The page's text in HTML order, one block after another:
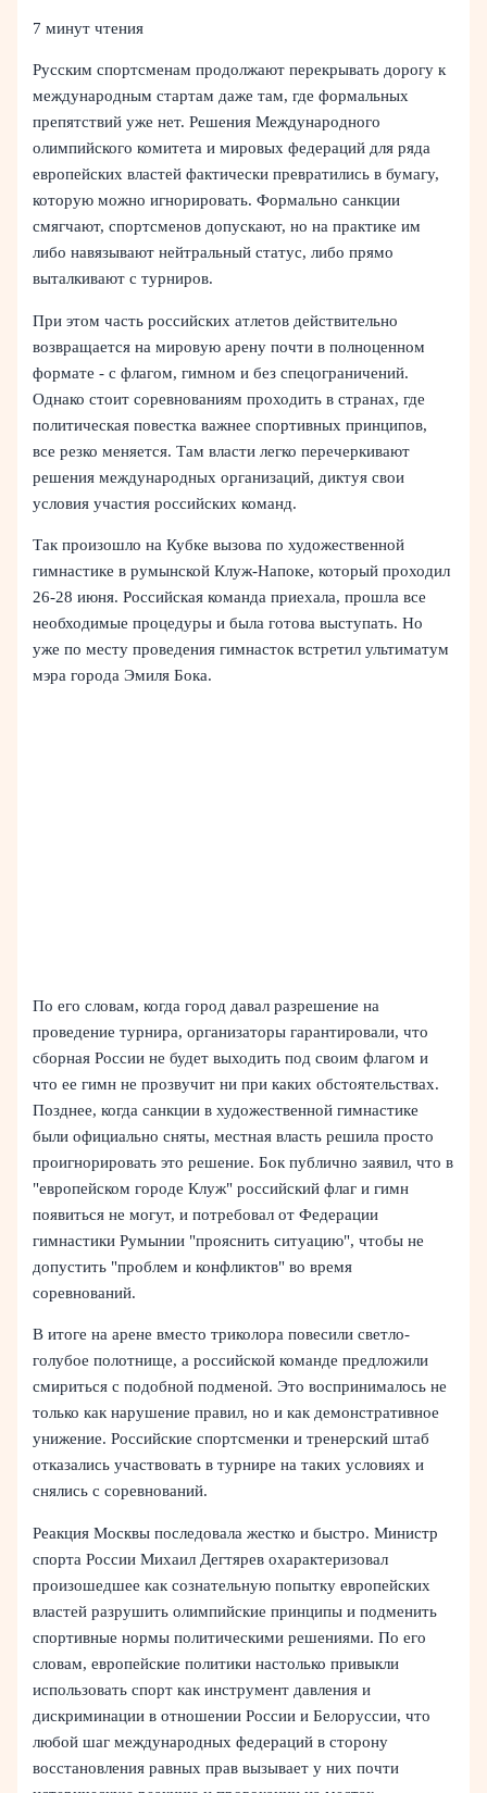
7 минут чтения
Русским спортсменам продолжают перекрывать дорогу к
международным стартам даже там, где формальных
препятствий уже нет. Решения Международного
олимпийского комитета и мировых федераций для ряда
европейских властей фактически превратились в бумагу,
которую можно игнорировать. Формально санкции
смягчают, спортсменов допускают, но на практике им
либо навязывают нейтральный статус, либо прямо
выталкивают с турниров.
При этом часть российских атлетов действительно
возвращается на мировую арену почти в полноценном
формате - с флагом, гимном и без спецограничений.
Однако стоит соревнованиям проходить в странах, где
политическая повестка важнее спортивных принципов,
все резко меняется. Там власти легко перечеркивают
решения международных организаций, диктуя свои
условия участия российских команд.
Так произошло на Кубке вызова по художественной
гимнастике в румынской Клуж-Напоке, который проходил
26-28 июня. Российская команда приехала, прошла все
необходимые процедуры и была готова выступать. Но
уже по месту проведения гимнасток встретил ультиматум
мэра города Эмиля Бока.
По его словам, когда город давал разрешение на
проведение турнира, организаторы гарантировали, что
сборная России не будет выходить под своим флагом и
что ее гимн не прозвучит ни при каких обстоятельствах.
Позднее, когда санкции в художественной гимнастике
были официально сняты, местная власть решила просто
проигнорировать это решение. Бок публично заявил, что в
"европейском городе Клуж" российский флаг и гимн
появиться не могут, и потребовал от Федерации
гимнастики Румынии "прояснить ситуацию", чтобы не
допустить "проблем и конфликтов" во время
соревнований.
В итоге на арене вместо триколора повесили светло-
голубое полотнище, а российской команде предложили
смириться с подобной подменой. Это воспринималось не
только как нарушение правил, но и как демонстративное
унижение. Российские спортсменки и тренерский штаб
отказались участвовать в турнире на таких условиях и
снялись с соревнований.
Реакция Москвы последовала жестко и быстро. Министр
спорта России Михаил Дегтярев охарактеризовал
произошедшее как сознательную попытку европейских
властей разрушить олимпийские принципы и подменить
спортивные нормы политическими решениями. По его
словам, европейские политики настолько привыкли
использовать спорт как инструмент давления и
дискриминации в отношении России и Белоруссии, что
любой шаг международных федераций в сторону
восстановления равных прав вызывает у них почти